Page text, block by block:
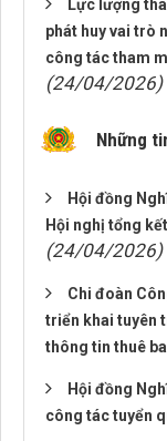
Lực lượng
phát huy vai trò
công tác tham
(24/04/2026)
Những
Hội đồng
Hội nghị tổng
(24/04/2026)
Chi đoàn
triển khai tuyên
thông tin thuê
Hội đồng
công tác tuyển